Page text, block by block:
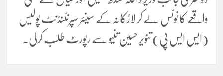
واقعے کا نوٹس لے کر لاڑکانہ کے سینئر سپرنٹنڈنٹ پولیس
(ایس ایس پی) تنویر حسین تنیو سے رپورٹ طلب کرلی۔